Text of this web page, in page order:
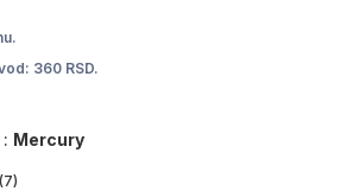
360 RSD.
Mercury
(7)